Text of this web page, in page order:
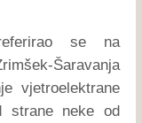
se na
Šaravanja
vjetroelektrane
strane neke od